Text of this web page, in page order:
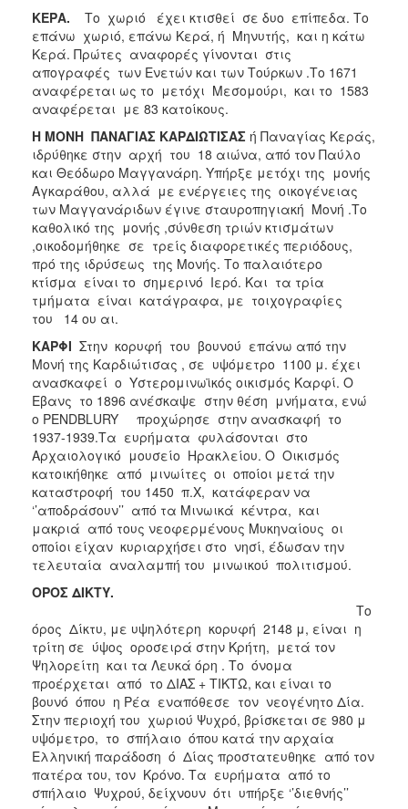
ΚΕΡΑ. Το χωριό έχει κτισθεί σε δυο επίπεδα. Το
επάνω χωριό, επάνω Κερά, ή Μηνυτής, και η κάτω
Κερά. Πρώτες αναφορές γίνονται στις
απογραφές των Ενετών και των Τούρκων .Το 1671
αναφέρεται ως το μετόχι Μεσομούρι, και το 1583
αναφέρεται με 83 κατοίκους.
Η ΜΟΝΗ ΠΑΝΑΓΙΑΣ ΚΑΡΔΙΩΤΙΣΑΣ ή Παναγίας Κεράς,
ιδρύθηκε στην αρχή του 18 αιώνα, από τον Παύλο
και Θεόδωρο Μαγγανάρη. Υπήρξε μετόχι της μονής
Αγκαράθου, αλλά με ενέργειες της οικογένειας
των Μαγγανάριδων έγινε σταυροπηγιακή Μονή .Το
καθολικό της μονής ,σύνθεση τριών κτισμάτων
,οικοδομήθηκε σε τρείς διαφορετικές περιόδους,
πρό της ιδρύσεως της Μονής. Το παλαιότερο
κτίσμα είναι το σημερινό Ιερό. Και τα τρία
τμήματα είναι κατάγραφα, με τοιχογραφίες
του 14 ου αι.
ΚΑΡΦΙ Στην κορυφή του βουνού επάνω από την
Μονή της Καρδιώτισας , σε υψόμετρο 1100 μ. έχει
ανασκαφεί ο Υστερομινωϊκός οικισμός Καρφί. Ο
Εβανς το 1896 ανέσκαψε στην θέση μνήματα, ενώ
ο PENDBLURY προχώρησε στην ανασκαφή το
1937-1939.Τα ευρήματα φυλάσονται στο
Αρχαιολογικό μουσείο Ηρακλείου. Ο Οικισμός
κατοικήθηκε από μινωίτες οι οποίοι μετά την
καταστροφή του 1450 π.Χ, κατάφεραν να
‘’αποδράσουν’’ από τα Μινωικά κέντρα, και
μακριά από τους νεοφερμένους Μυκηναίους οι
οποίοι είχαν κυριαρχήσει στο νησί, έδωσαν την
τελευταία αναλαμπή του μινωικού πολιτισμού.
ΟΡΟΣ ΔΙΚΤΥ.
Το
όρος Δίκτυ, με υψηλότερη κορυφή 2148 μ, είναι η
τρίτη σε ύψος οροσειρά στην Κρήτη, μετά τον
Ψηλορείτη και τα Λευκά όρη . Το όνομα
προέρχεται από το ΔΙΑΣ + ΤΙΚΤΩ, και είναι το
βουνό όπου η Ρέα εναπόθεσε τον νεογένητο Δία.
Στην περιοχή του χωριού Ψυχρό, βρίσκεται σε 980 μ
υψόμετρο, το σπήλαιο όπου κατά την αρχαία
Ελληνική παράδοση ό Δίας προστατευθηκε από τον
πατέρα του, τον Κρόνο. Τα ευρήματα από το
σπήλαιο Ψυχρού, δείχνουν ότι υπήρξε ‘’διεθνής’’